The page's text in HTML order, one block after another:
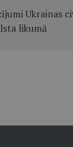
Ukrainas
likumā